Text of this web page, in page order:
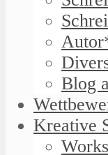
Blog
Kreative